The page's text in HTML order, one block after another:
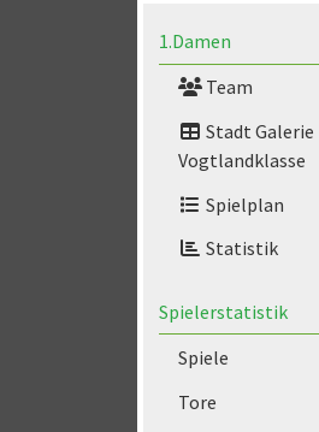
1.Damen
Team
Stadt Galerie
Vogtlandklasse
Spielplan
Statistik
Spielerstatistik
Spiele
Tore